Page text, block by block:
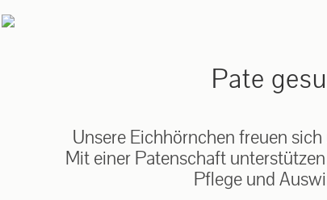
Pate
Unsere Eichhörnchen freuen
Mit einer Patenschaft
Pflege und